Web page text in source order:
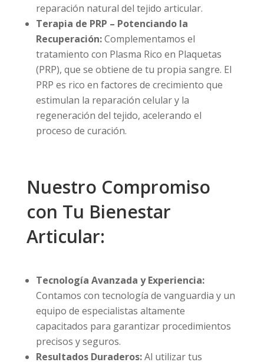
reparación natural del tejido articular.
Terapia de PRP – Potenciando la
Recuperación:Complementamos el
tratamiento con Plasma Rico en Plaquetas
(PRP), que se obtiene de tu propia sangre. El
PRP es rico en factores de crecimiento que
estimulan la reparación celular y la
regeneración del tejido, acelerando el
proceso de curación.
Nuestro Compromiso
con Tu Bienestar
Articular:
Tecnología Avanzada y Experiencia:
Contamos con tecnología de vanguardia y un
equipo de especialistas altamente
capacitados para garantizar procedimientos
precisos y seguros.
Resultados Duraderos:Al utilizar tus